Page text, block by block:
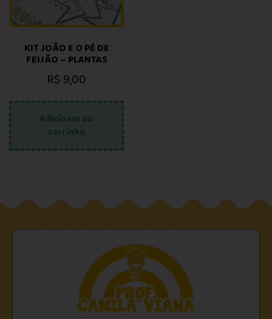
KIT JOÃO E O PÉ DE
FEIJÃO – PLANTAS
R$9,00
Adicionar ao
carrinho